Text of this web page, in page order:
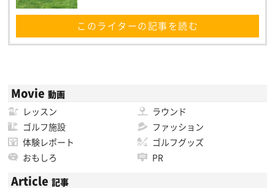
このライターの記事を読む
Movie 動画
レッスン
ラウンド
ゴルフ施設
ファッション
体験レポート
ゴルフグッズ
おもしろ
PR
Article 記事